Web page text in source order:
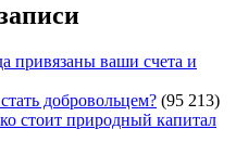
привязаны ваши счета и
добровольцем? (95 213)
стоит природный капитал